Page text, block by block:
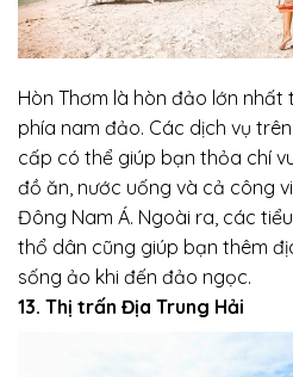
Hòn Thơm là hòn đảo lớn
phía nam đảo. Các dịch vụ
cấp có thể giúp bạn thỏa chí
đồ ăn, nước uống và cả công
Đông Nam Á. Ngoài ra, các
thổ dân cũng giúp bạn thêm
sống ảo khi đến đảo ngọc.
13. Thị trấn Địa Trung Hải